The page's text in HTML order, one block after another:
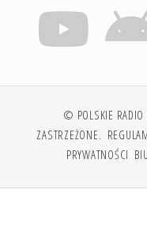
© POLSKIE RADIO
ZASTRZEŻONE.
PRYWATNOŚCI